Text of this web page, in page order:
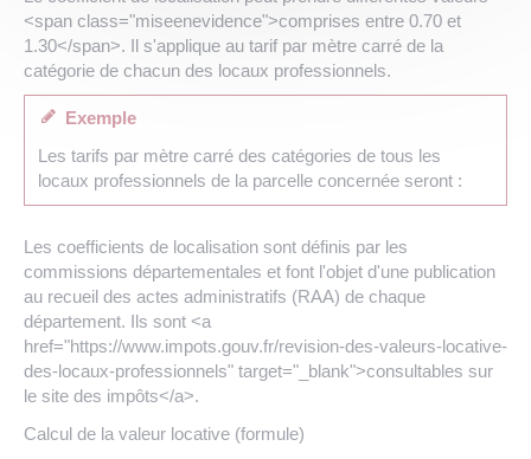
<span class="miseenevidence">comprises entre 0.70 et
1.30</span>. Il s'applique au tarif par mètre carré de la
catégorie de chacun des locaux professionnels.
Exemple
Les tarifs par mètre carré des catégories de tous les
locaux professionnels de la parcelle concernée seront :
Les coefficients de localisation sont définis par les
commissions départementales et font l'objet d'une publication
au recueil des actes administratifs (RAA) de chaque
département. Ils sont <a
href="https://www.impots.gouv.fr/revision-des-valeurs-locative-
des-locaux-professionnels" target="_blank">consultables sur
le site des impôts</a>.
Calcul de la valeur locative (formule)